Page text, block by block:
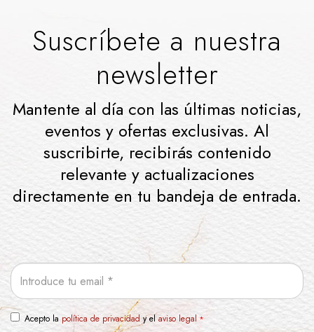
Suscríbete a nuestra
newsletter
Mantente al día con las últimas noticias,
eventos y ofertas exclusivas. Al
suscribirte, recibirás contenido
relevante y actualizaciones
directamente en tu bandeja de entrada.
Email
Acepto la política de privacidad y elaviso legal